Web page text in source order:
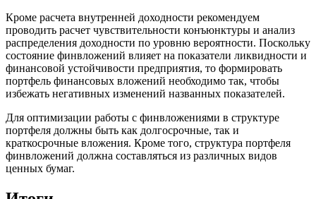
Кроме расчета внутренней доходности рекомендуем
проводить расчет чувствительности конъюнктуры и анализ
распределения доходности по уровню вероятности. Поскольку
состояние финвложений влияет на показатели ликвидности и
финансовой устойчивости предприятия, то формировать
портфель финансовых вложений необходимо так, чтобы
избежать негативных изменений названных показателей.
Для оптимизации работы с финвложениями в структуре
портфеля должны быть как долгосрочные, так и
краткосрочные вложения. Кроме того, структура портфеля
финвложений должна составляться из различных видов
ценных бумаг.